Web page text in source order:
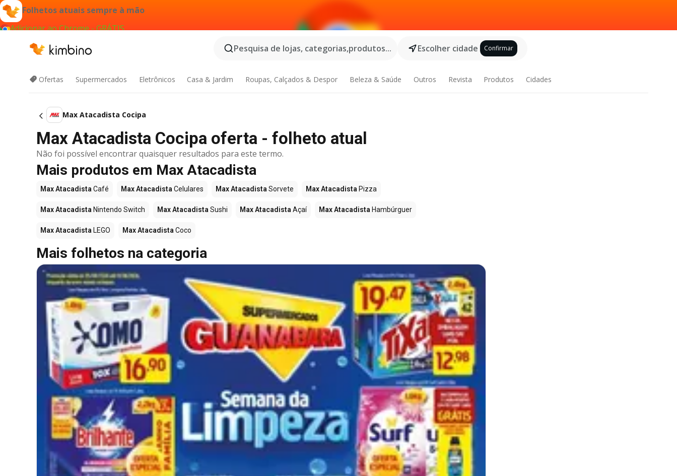
Folhetos atuais sempre à mão
Adicionar ao Chrome - GRÁTIS
Pesquisa de lojas, categorias,produtos...
Escolher cidade Confirmar
Ofertas Supermercados Eletrônicos Casa & Jardim Roupas, Calçados & Despor Beleza & Saúde Outros Revista Produtos Cidades
Max Atacadista Cocipa
Max Atacadista Cocipa oferta - folheto atual
Não foi possível encontrar quaisquer resultados para este termo.
Mais produtos em Max Atacadista
Max Atacadista Café Max Atacadista Celulares Max Atacadista Sorvete Max Atacadista Pizza
Max Atacadista Nintendo Switch Max Atacadista Sushi Max Atacadista Açaí Max Atacadista Hambúrguer
Max Atacadista LEGO Max Atacadista Coco
Mais folhetos na categoria